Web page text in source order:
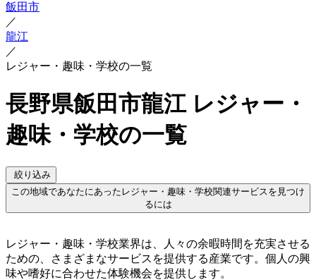
飯田市
／
龍江
／
レジャー・趣味・学校の一覧
長野県飯田市龍江 レジャー・
趣味・学校の一覧
絞り込み
この地域であなたにあったレジャー・趣味・学校関連サービスを見つけ
るには
レジャー・趣味・学校業界は、人々の余暇時間を充実させる
ための、さまざまなサービスを提供する産業です。個人の興
味や嗜好に合わせた体験機会を提供します。